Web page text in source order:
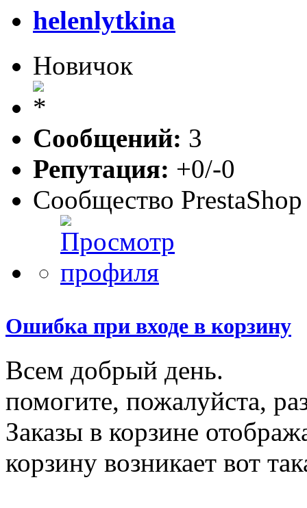
helenlytkina
Новичок
Сообщений: 3
Репутация: +0/-0
Сообщество PrestaShop
Ошибка при входе в корзину
Всем добрый день.
помогите, пожалуйста,
Заказы в корзине
корзину возникает вот